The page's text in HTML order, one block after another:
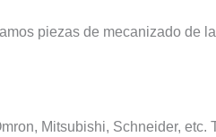
piezas de mecanizado
Mitsubishi, Schneider,